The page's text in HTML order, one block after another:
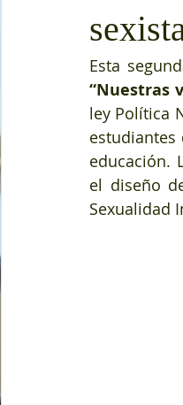
“Nuestras
ley Política
estudiantes
educación.
el diseño
Sexualidad